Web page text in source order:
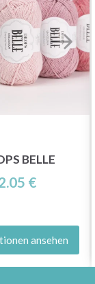
BELLE
€
ansehen